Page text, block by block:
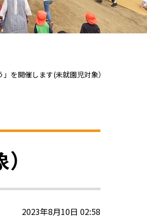
を開催します(未就園児対象）
2023年8月10日 02:58